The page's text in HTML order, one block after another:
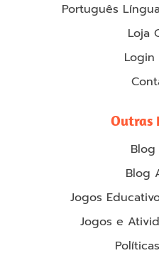
Português
Loja
Login
Outras
Blog
Blog
Jogos
Jogos e